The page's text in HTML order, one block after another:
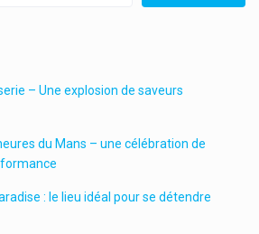
– Une explosion de saveurs
du Mans – une célébration de
: le lieu idéal pour se détendre